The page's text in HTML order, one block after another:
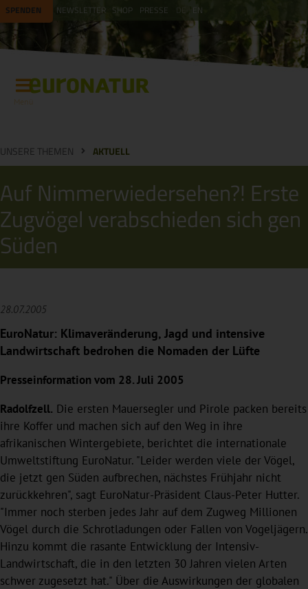
SPENDEN NEWSLETTER SHOP PRESSE EN
UNSERE THEMEN AKTUELL
Auf Nimmerwiedersehen?! Erste
Zugvögel verabschieden sich gen
Süden
28.07.2005
EuroNatur: Klimaveränderung, Jagd und intensive
Landwirtschaft bedrohen die Nomaden der Lüfte
Presseinformation vom 28. Juli 2005
Radolfzell. Die ersten Mauersegler und Pirole packen bereits
ihre Koffer und machen sich auf den Weg in ihre
afrikanischen Wintergebiete, berichtet die internationale
Umweltstiftung EuroNatur. "Leider werden viele der Vögel,
die jetzt gen Süden aufbrechen, nächstes Frühjahr nicht
zurückkehren", sagt EuroNatur-Präsident Claus-Peter Hutter.
"Immer noch sterben jedes Jahr auf dem Zugweg Millionen
Vögel durch die Schrotladungen oder Fallen von Vogeljägern.
Hinzu kommt die rasante Entwicklung der Intensiv-
Landwirtschaft, die in den letzten 30 Jahren vielen Arten
schwer zugesetzt hat." Über die Auswirkungen der globalen